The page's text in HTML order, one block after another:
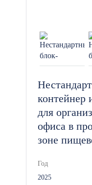
контейнер
для
офиса в
зоне
Год
2025